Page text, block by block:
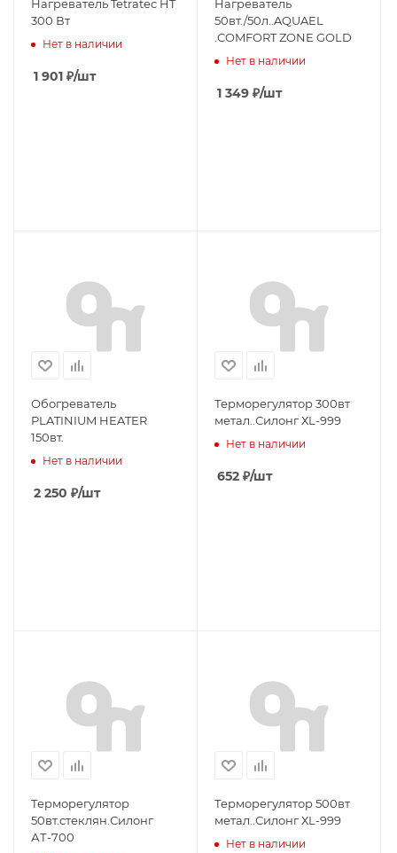
Нагреватель Tetratec HT
300 Вт
Нет в наличии
1 901 ₽/шт
Нагреватель
50вт./50л..AQUAEL
.COMFORT ZONE GOLD
Нет в наличии
1 349 ₽/шт
Обогреватель
PLATINIUM HEATER
150вт.
Нет в наличии
2 250 ₽/шт
Терморегулятор 300вт
метал..Силонг ХL-999
Нет в наличии
652 ₽/шт
Терморегулятор
50вт.стеклян.Силонг
АТ-700
Терморегулятор 500вт
метал..Силонг ХL-999
Нет в наличии